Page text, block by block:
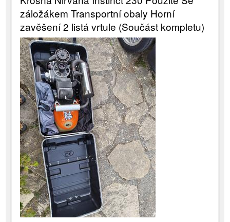
záložákem Transportní obaly Horní
zavěšení 2 listá vrtule (Součást kompletu)